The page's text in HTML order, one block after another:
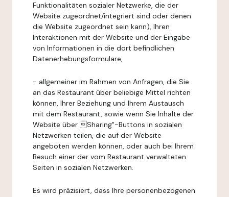
Funktionalitäten sozialer Netzwerke, die der
Website zugeordnet/integriert sind oder denen
die Website zugeordnet sein kann), Ihren
Interaktionen mit der Website und der Eingabe
von Informationen in die dort befindlichen
Datenerhebungsformulare,
- allgemeiner im Rahmen von Anfragen, die Sie
an das Restaurant über beliebige Mittel richten
können, Ihrer Beziehung und Ihrem Austausch
mit dem Restaurant, sowie wenn Sie Inhalte der
Website über Sharing"-Buttons in sozialen
Netzwerken teilen, die auf der Website
angeboten werden können, oder auch bei Ihrem
Besuch einer der vom Restaurant verwalteten
Seiten in sozialen Netzwerken.
Es wird präzisiert, dass Ihre personenbezogenen